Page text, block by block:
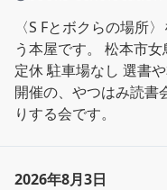
〈S Fとボクらの場所
う本屋です。 松本市
定休 駐車場なし 選書
開催の、やつはみ読書
りする会です。
2026年8月3日